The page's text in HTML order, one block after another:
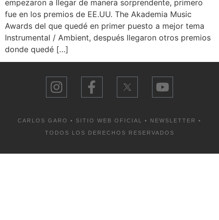
empezaron a llegar de manera sorprendente, primero
fue en los premios de EE.UU. The Akademia Music
Awards del que quedé en primer puesto a mejor tema
Instrumental / Ambient, después llegaron otros premios
donde quedé […]
CARLOS GARO • SITIO WEB OFICIAL • NEWSLETTER •
TODOS LOS DERECHOS RESERVADOS